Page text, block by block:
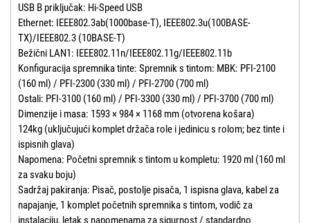
USB B priključak: Hi-Speed USB
Ethernet: IEEE802.3ab(1000base-T), IEEE802.3u(100BASE-
TX)/IEEE802.3 (10BASE-T)
Bežični LAN1: IEEE802.11n/IEEE802.11g/IEEE802.11b
Konfiguracija spremnika tinte: Spremnik s tintom: MBK: PFI-2100
(160 ml) / PFI-2300 (330 ml) / PFI-2700 (700 ml)
Ostali: PFI-3100 (160 ml) / PFI-3300 (330 ml) / PFI-3700 (700 ml)
Dimenzije i masa: 1593 × 984 × 1168 mm (otvorena košara)
124kg (uključujući komplet držača role i jedinicu s rolom; bez tinte i
ispisnih glava)
Napomena: Početni spremnik s tintom u kompletu: 1920 ml (160 ml
za svaku boju)
Sadržaj pakiranja: Pisač, postolje pisača, 1 ispisna glava, kabel za
napajanje, 1 komplet početnih spremnika s tintom, vodič za
instalaciju, letak s napomenama za sigurnost / standardno